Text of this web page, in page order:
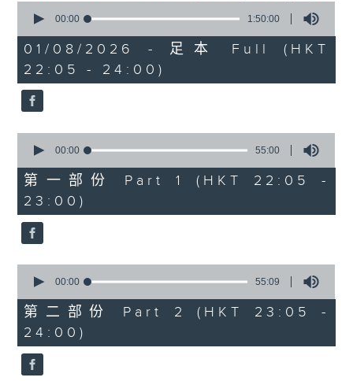
seconds
1
hour,
50
minutes,
0
seconds
00:00 1:50:00
01/08/2026 - 足本 Full (HKT
22:05 - 24:00)
seconds
55
minutes,
0
seconds
00:00 55:00
第一部份 Part 1 (HKT 22:05 -
23:00)
seconds
55
minutes,
9
seconds
00:00 55:09
第二部份 Part 2 (HKT 23:05 -
24:00)